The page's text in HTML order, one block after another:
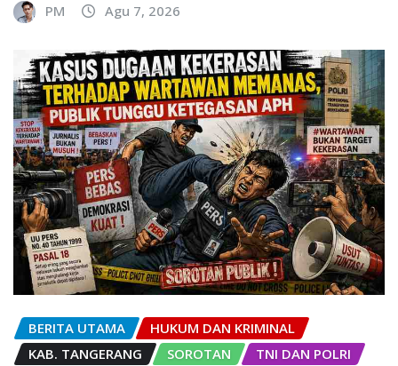
PM Agu 7, 2026
BERITA UTAMA
HUKUM DAN KRIMINAL
KAB. TANGERANG
SOROTAN TNI DAN POLRI